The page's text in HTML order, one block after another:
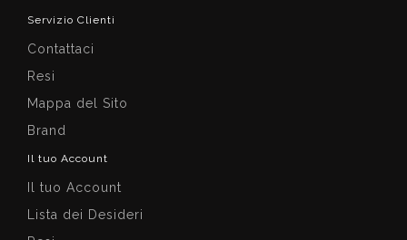
Servizio Clienti
Contattaci
Resi
Mappa del Sito
Brand
Il tuo Account
Il tuo Account
Lista dei Desideri